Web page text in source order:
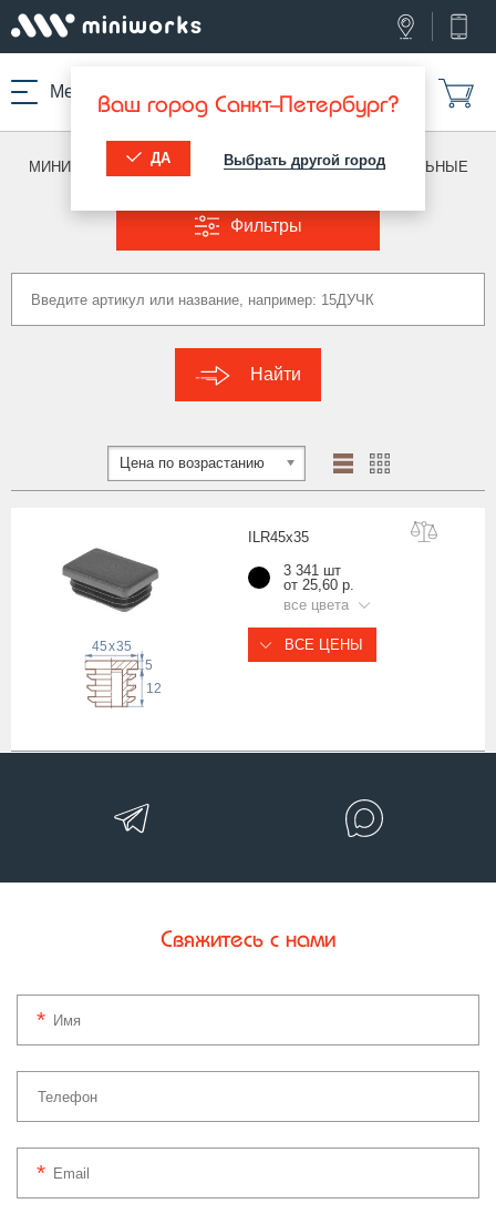
Меню Ваш город Санкт-Петербург?
ДА Выбрать другой город
МИНИВОРКС ПРО /ЗАГЛУШКИ ДЛЯ ТРУБ /ПРЯМОУГОЛЬНЫЕ
Фильтры
Найти
Цена по возрастанию
ILR45x35
5
12
35
x
45
3 341 шт
от 25,60 р.
все цвета
ВСЕ ЦЕНЫ
Свяжитесь с нами